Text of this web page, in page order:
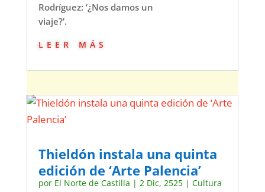
Rodríguez: ‘¿Nos damos un
viaje?’.
leer más
Thieldón instala una quinta
edición de ‘Arte Palencia’
por El Norte de Castilla | 2 Dic, 2525| Cultura